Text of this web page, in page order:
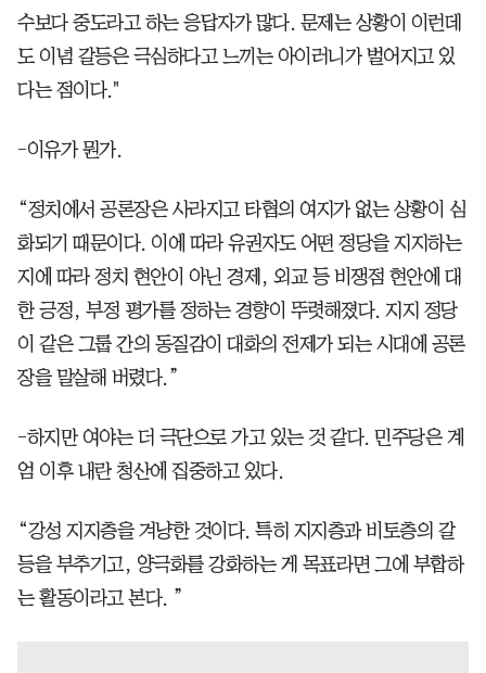
수보다 중도라고 하는 응답자가 많다. 문제는 상황이 이런데
도 이념 갈등은 극심하다고 느끼는 아이러니가 벌어지고 있
다는 점이다."
-이유가 뭔가.
“정치에서 공론장은 사라지고 타협의 여지가 없는 상황이 심
화되기 때문이다. 이에 따라 유권자도 어떤 정당을 지지하는
지에 따라 정치 현안이 아닌 경제, 외교 등 비쟁점 현안에 대
한 긍정, 부정 평가를 정하는 경향이 뚜렷해졌다. 지지 정당
이 같은 그룹 간의 동질감이 대화의 전제가 되는 시대에 공론
장을 말살해 버렸다.”
-하지만 여야는 더 극단으로 가고 있는 것 같다. 민주당은 계
엄 이후 내란 청산에 집중하고 있다.
“강성 지지층을 겨냥한 것이다. 특히 지지층과 비토층의 갈
등을 부추기고, 양극화를 강화하는 게 목표라면 그에 부합하
는 활동이라고 본다. ”